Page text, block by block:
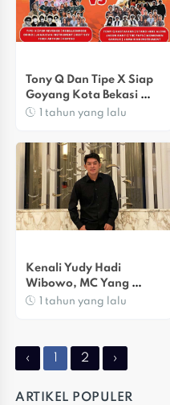
Tony Q Dan Tipe X Siap
Goyang Kota Bekasi
Pada 29-30 November
1 tahun yang lalu
Kenali Yudy Hadi
Wibowo, MC Yang
Tengah Naik Daun
1 tahun yang lalu
‹ 2 ›
ARTIKEL POPULER